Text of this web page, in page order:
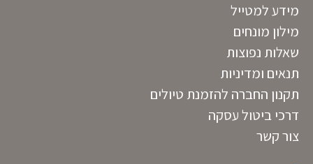
מידע למטייל
מילון מונחים
שאלות נפוצות
תנאים ומדיניות
תקנון החברה להזמנת טיולים
דרכי ביטול עסקה
צור קשר